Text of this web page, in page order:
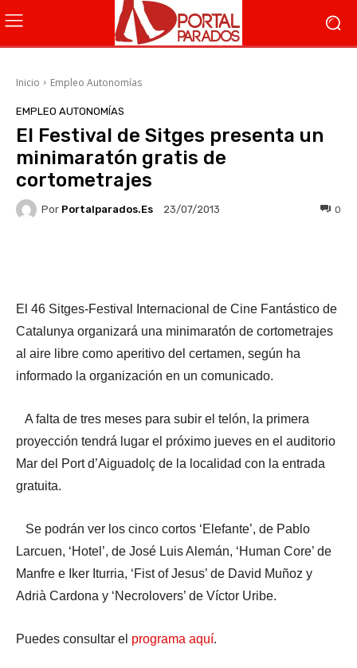
Inicio Empleo Autonomías
EMPLEO AUTONOMÍAS
El Festival de Sitges presenta un
minimaratón gratis de
cortometrajes
Por Portalparados.es 23/07/2013 0
El 46 Sitges-Festival Internacional de Cine Fantástico de
Catalunya organizará una minimaratón de cortometrajes
al aire libre como aperitivo del certamen, según ha
informado la organización en un comunicado.
A falta de tres meses para subir el telón, la primera
proyección tendrá lugar el próximo jueves en el auditorio
Mar del Port d’Aiguadolç de la localidad con la entrada
gratuita.
Se podrán ver los cinco cortos ‘Elefante’, de Pablo
Larcuen, ‘Hotel’, de José Luis Alemán, ‘Human Core’ de
Manfre e Iker Iturria, ‘Fist of Jesus’ de David Muñoz y
Adrià Cardona y ‘Necrolovers’ de Víctor Uribe.
Puedes consultar el programa aquí.